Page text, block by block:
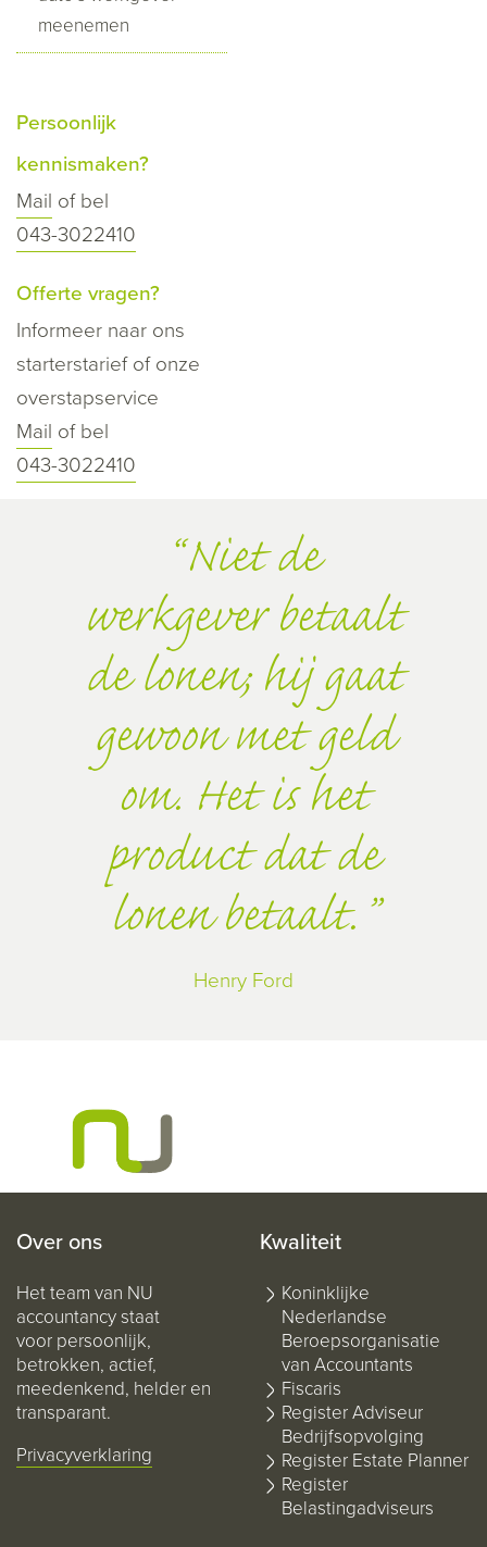
meenemen
Persoonlijk
kennismaken?
Mail of bel
043-3022410
Offerte vragen?
Informeer naar ons
starterstarief of onze
overstapservice
Mail of bel
043-3022410
Niet de
werkgever betaalt
de lonen; hij gaat
gewoon met geld
om. Het is het
product dat de
lonen betaalt.
Henry Ford
Over ons
Het team van NU
accountancy staat
voor persoonlijk,
betrokken, actief,
meedenkend, helder en
transparant.
Privacyverklaring
Kwaliteit
Koninklijke
Nederlandse
Beroepsorganisatie
van Accountants
Fiscaris
Register Adviseur
Bedrijfsopvolging
Register Estate Planner
Register
Belastingadviseurs